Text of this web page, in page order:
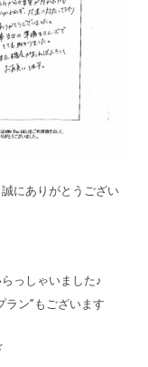
にありがとうござい
っしゃいました♪
ラン”もございます